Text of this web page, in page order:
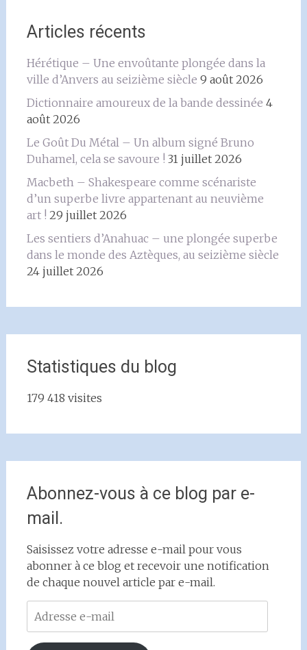
Articles récents
Hérétique – Une envoûtante plongée dans la
ville d’Anvers au seizième siècle 9 août 2026
Dictionnaire amoureux de la bande dessinée 4
août 2026
Le Goût Du Métal – Un album signé Bruno
Duhamel, cela se savoure ! 31 juillet 2026
Macbeth – Shakespeare comme scénariste
d’un superbe livre appartenant au neuvième
art ! 29 juillet 2026
Les sentiers d’Anahuac – une plongée superbe
dans le monde des Aztèques, au seizième siècle
24 juillet 2026
Statistiques du blog
179 418 visites
Abonnez-vous à ce blog par e-
mail.
Saisissez votre adresse e-mail pour vous
abonner à ce blog et recevoir une notification
de chaque nouvel article par e-mail.
Adresse
e-
mail